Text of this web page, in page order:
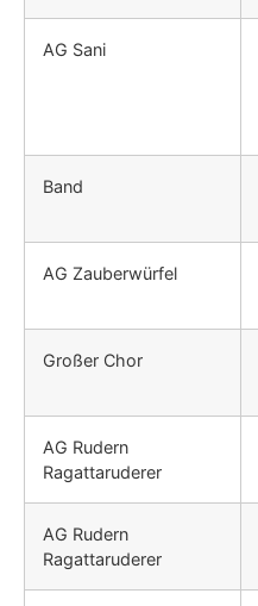
AG Sani
Band
AG Zauberwürfel
Großer Chor
AG Rudern
Ragattaruderer
AG Rudern
Ragattaruderer